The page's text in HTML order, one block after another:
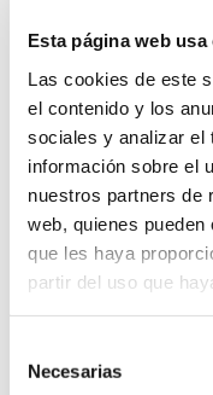
Esta página web usa
Las cookies de este
el contenido y los
sociales y analizar el
información sobre el
nuestros partners de
web, quienes
que les haya
partir del uso que
Necesarias
avanzada con
sistema Total
de escarcha,
descongelar
salidas de aire
todas las
alimentos
coloques. El
un toque de
proporciona
ajustar la
suave del panel
que las
pesados. Con